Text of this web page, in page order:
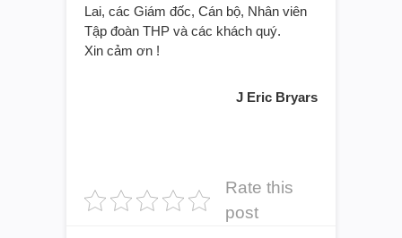
Lai, các Giám đốc, Cán bộ, Nhân viên
Tập đoàn THP và các khách quý.
Xin cảm ơn !
J Eric Bryars
Rate this
post